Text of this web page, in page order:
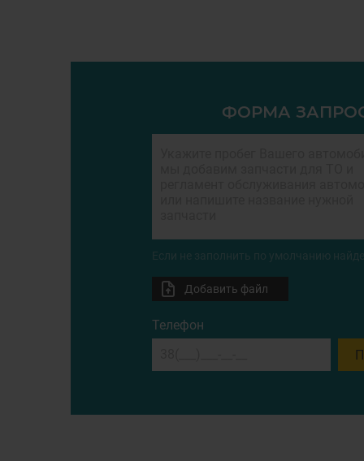
ФОРМА
Если не заполнить по умолчанию
Добавить файл
Телефон